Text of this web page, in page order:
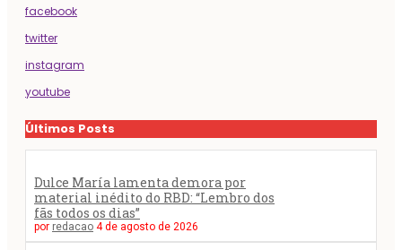
facebook
twitter
instagram
youtube
Últimos Posts
Dulce María lamenta demora por
material inédito do RBD: “Lembro dos
fãs todos os dias”
por redacao 4 de agosto de 2026